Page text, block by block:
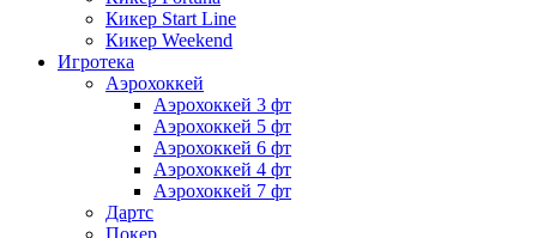
Кикер Start Line
Кикер Weekend
Игротека
Аэрохоккей
Аэрохоккей 3 фт
Аэрохоккей 5 фт
Аэрохоккей 6 фт
Аэрохоккей 4 фт
Аэрохоккей 7 фт
Дартс